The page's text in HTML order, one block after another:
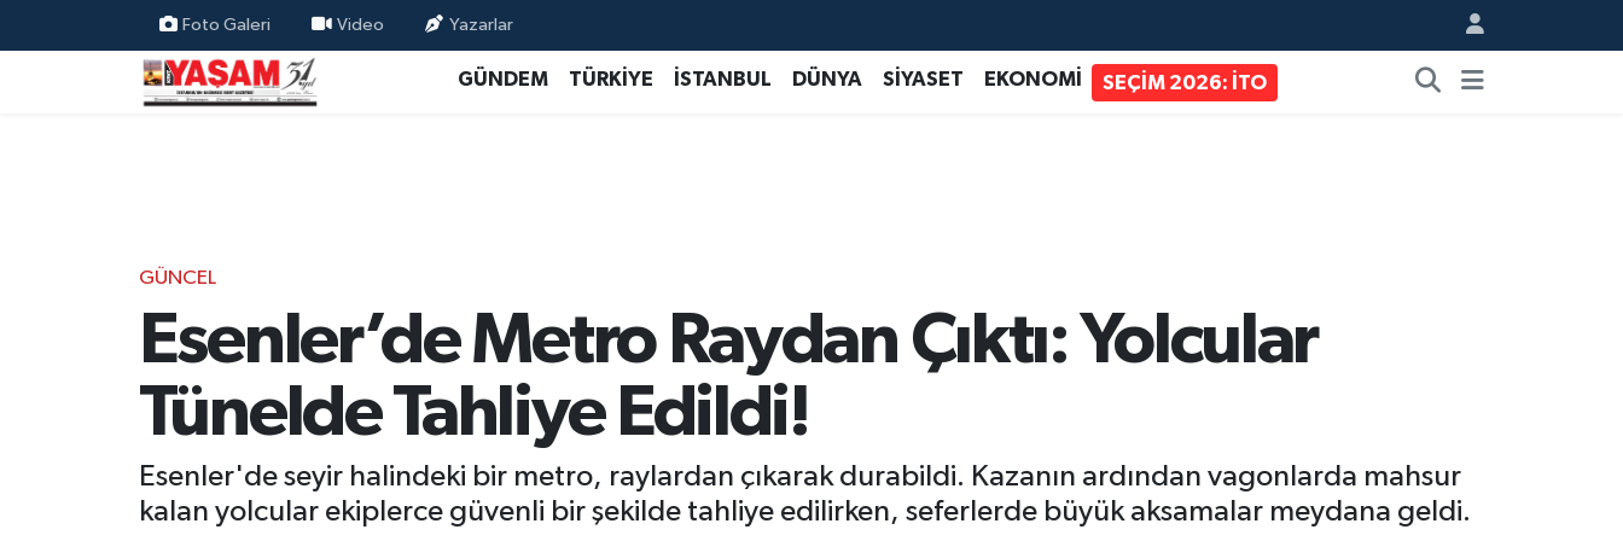
Foto Galeri Video Yazarlar
GÜNDEM TÜRKİYE İSTANBUL DÜNYA SİYASET EKONOMİ SEÇİM 2026: İTO
GÜNCEL
Esenler’de Metro Raydan Çıktı: Yolcular
Tünelde Tahliye Edildi!
Esenler'de seyir halindeki bir metro, raylardan çıkarak durabildi. Kazanın ardından vagonlarda mahsur
kalan yolcular ekiplerce güvenli bir şekilde tahliye edilirken, seferlerde büyük aksamalar meydana geldi.